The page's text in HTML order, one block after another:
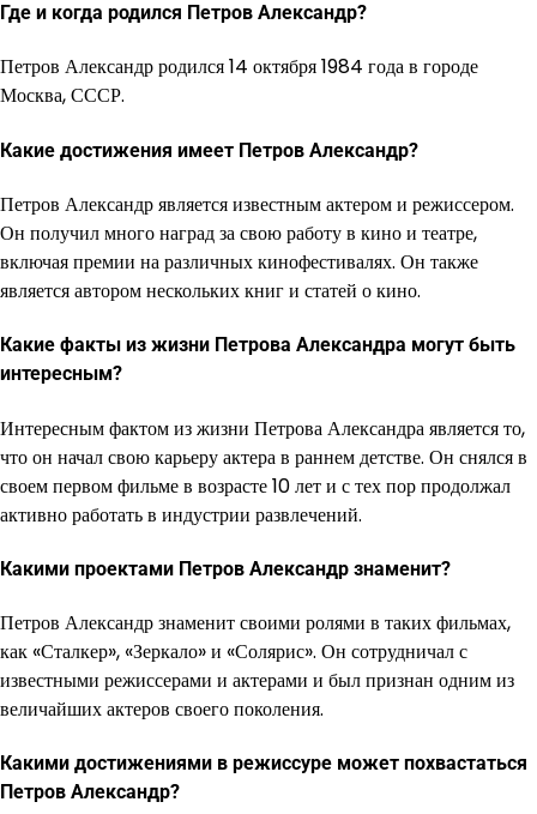
Где и когда родился Петров Александр?
Петров Александр родился 14 октября 1984 года в городе
Москва, СССР.
Какие достижения имеет Петров Александр?
Петров Александр является известным актером и режиссером.
Он получил много наград за свою работу в кино и театре,
включая премии на различных кинофестивалях. Он также
является автором нескольких книг и статей о кино.
Какие факты из жизни Петрова Александра могут быть
интересным?
Интересным фактом из жизни Петрова Александра является то,
что он начал свою карьеру актера в раннем детстве. Он снялся в
своем первом фильме в возрасте 10 лет и с тех пор продолжал
активно работать в индустрии развлечений.
Какими проектами Петров Александр знаменит?
Петров Александр знаменит своими ролями в таких фильмах,
как «Сталкер», «Зеркало» и «Солярис». Он сотрудничал с
известными режиссерами и актерами и был признан одним из
величайших актеров своего поколения.
Какими достижениями в режиссуре может похвастаться
Петров Александр?